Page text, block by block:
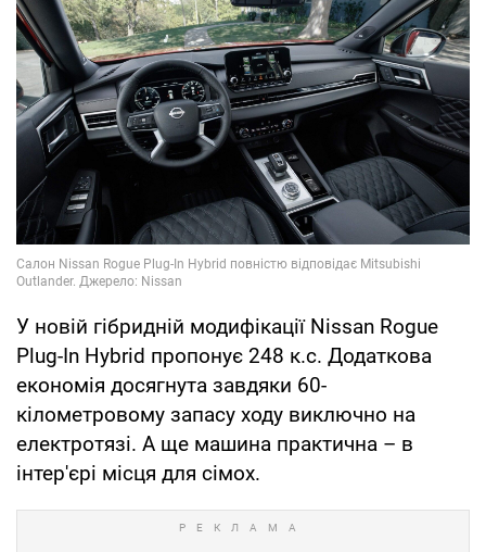
У новій гібридній модифікації Nissan Rogue
Plug-In Hybrid пропонує 248 к.с. Додаткова
економія досягнута завдяки 60-
кілометровому запасу ходу виключно на
електротязі. А ще машина практична – в
інтер'єрі місця для сімох.